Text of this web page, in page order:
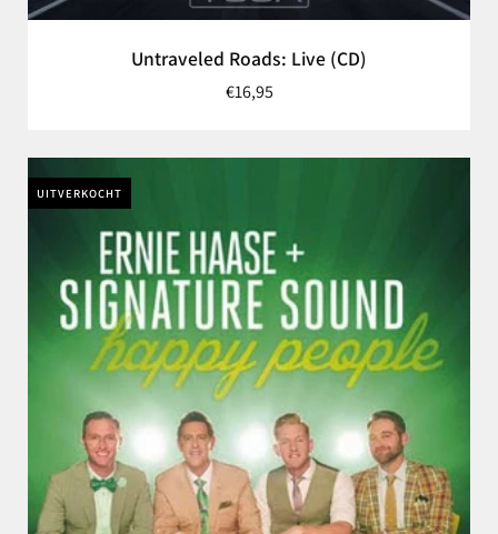
Untraveled Roads: Live (CD)
€16,95
UITVERKOCHT